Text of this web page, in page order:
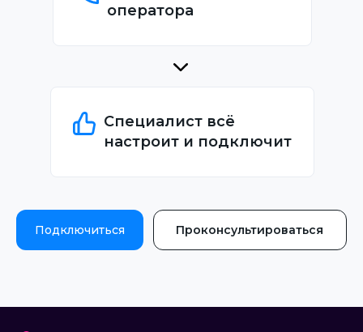
оператора
Специалист всё
настроит и подключит
Подключиться Проконсультироваться